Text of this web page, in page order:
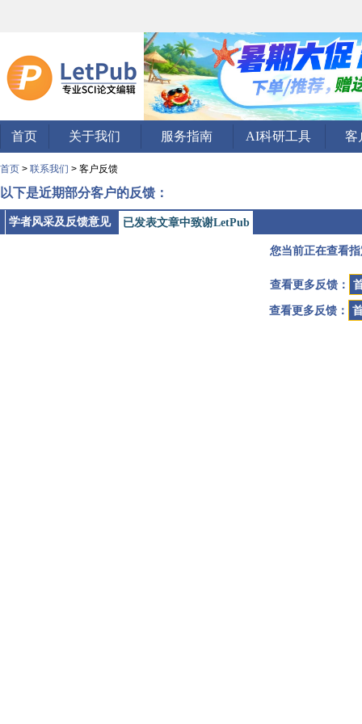
首页 关于我们 服务指南 AI科研工具 客
首页 > 联系我们 > 客户反馈
以下是近期部分客户的反馈：
学者风采及反馈意见 已发表文章中致谢LetPub
您当前正在查看
查看更多反馈：
查看更多反馈：